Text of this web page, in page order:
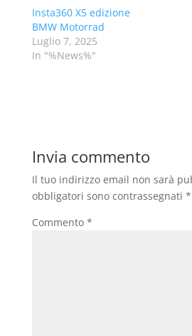
Insta360 X5 edizione
BMW Motorrad
Luglio 7, 2025
In "%News%"
Invia commento
Il tuo indirizzo email non sarà
obbligatori sono contrassegnati *
Commento *